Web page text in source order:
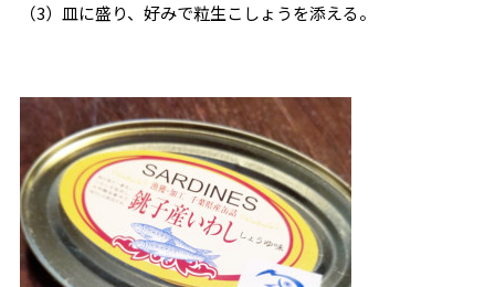
（3）皿に盛り、好みで粒生こしょうを添える。